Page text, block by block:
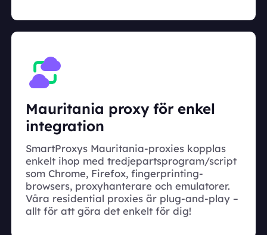
Mauritania proxy för enkel
integration
SmartProxys Mauritania-proxies kopplas
enkelt ihop med tredjepartsprogram/script
som Chrome, Firefox, fingerprinting-
browsers, proxyhanterare och emulatorer.
Våra residential proxies är plug-and-play –
allt för att göra det enkelt för dig!